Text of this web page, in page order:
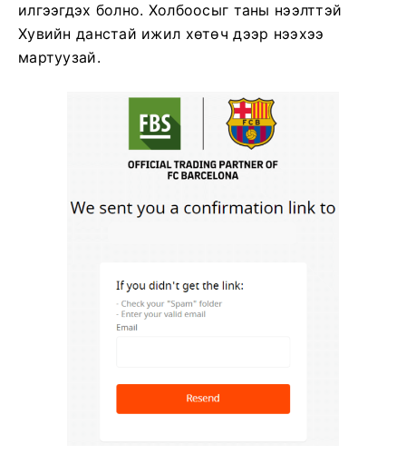
илгээгдэх болно. Холбоосыг таны нээлттэй
Хувийн данстай ижил хөтөч дээр нээхээ
мартуузай.